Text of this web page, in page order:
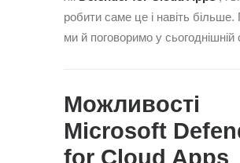
робити саме це і навіть
ми й поговоримо у сьогоднішній
Можливості
Microsoft
for Cloud Apps